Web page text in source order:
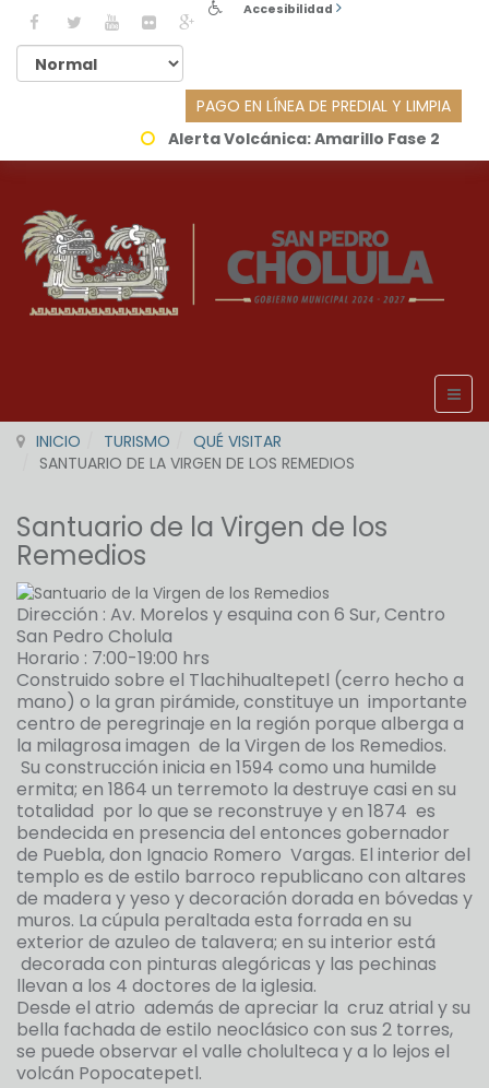
Accesibilidad
PAGO EN LÍNEA DE PREDIAL Y LIMPIA
Alerta Volcánica:Amarillo Fase 2
INICIO TURISMO
QUÉ VISITAR
SANTUARIO DE LA VIRGEN DE LOS REMEDIOS
Santuario de la Virgen de los
Remedios
Dirección : Av. Morelos y esquina con 6 Sur, Centro
San Pedro Cholula
Horario : 7:00-19:00 hrs
Construido sobre el Tlachihualtepetl (cerro hecho a
mano) o la gran pirámide, constituye un importante
centro de peregrinaje en la región porque alberga a
la milagrosa imagen de la Virgen de los Remedios.
Su construcción inicia en 1594 como una humilde
ermita; en 1864 un terremoto la destruye casi en su
totalidad por lo que se reconstruye y en 1874 es
bendecida en presencia del entonces gobernador
de Puebla, don Ignacio Romero Vargas. El interior del
templo es de estilo barroco republicano con altares
de madera y yeso y decoración dorada en bóvedas y
muros. La cúpula peraltada esta forrada en su
exterior de azuleo de talavera; en su interior está
decorada con pinturas alegóricas y las pechinas
llevan a los 4 doctores de la iglesia.
Desde el atrio además de apreciar la cruz atrial y su
bella fachada de estilo neoclásico con sus 2 torres,
se puede observar el valle cholulteca y a lo lejos el
volcán Popocatepetl.